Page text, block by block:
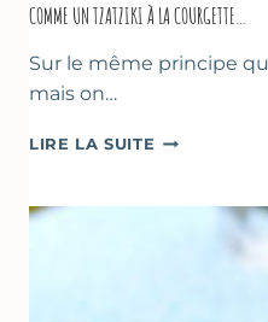
COMME UN TZATZIKI À LA COURGETTE…
Sur le même principe
mais on…
LIRE LA SUITE COMME
À
COURGETTE…